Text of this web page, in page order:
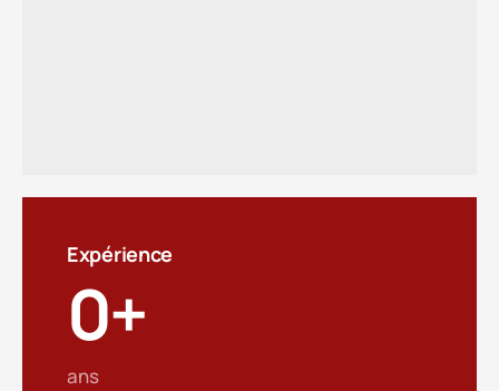
Expérience
0+
ans